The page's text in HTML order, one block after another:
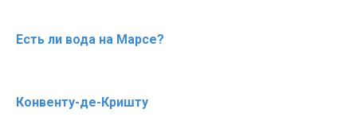
Есть ли вода на Марсе?
Конвенту-де-Кришту